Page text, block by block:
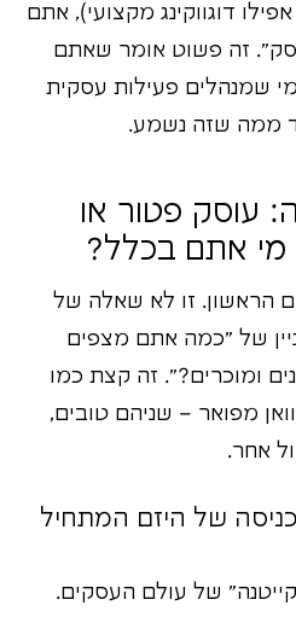
דוגווקינג מקצועי), אתם
זה פשוט אומר שאתם
שמנהלים פעילות עסקית
ממה שזה נשמע.
עוסק פטור או
מי אתם בכלל?
הראשון. זו לא שאלה של
של "כמה אתם מצפים
ומוכרים?". זה קצת כמו
מפואר – שניהם טובים,
אחר.
של היזם המתחיל
של עולם העסקים.